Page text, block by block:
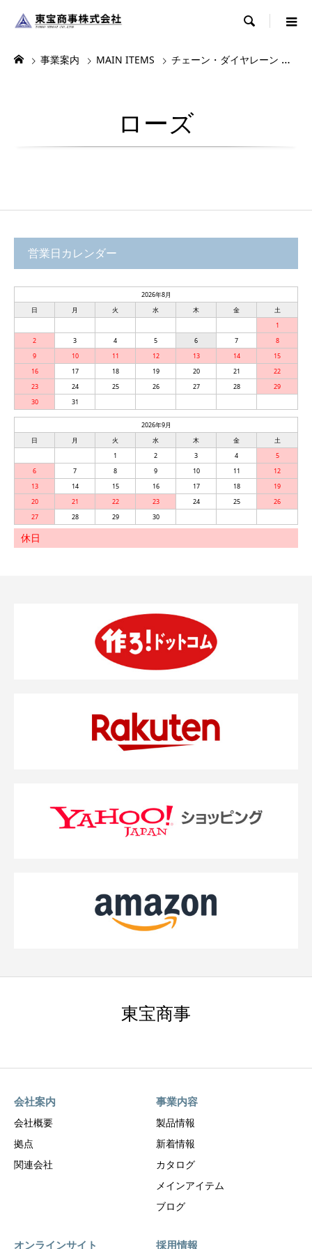

事業案内 MAIN ITEMS チェーン・ダイヤレーン
ローズ
営業日カレンダー
2026年8月
日
月 火 水 木 金
土
1
2
3 4 5 6 7
8
9
10 11 12 13 14
15
16
17 18 19 20 21
22
23
24 25 26 27 28
29
30
31
2026年9月
日
月 火 水 木 金
土
1
2 3 4
5
6
7 8 9 10 11
12
13
14 15 16 17 18
19
20
21 22 23 24 25
26
27
28 29 30
休日
東宝商事
会社案内
会社概要
拠点
関連会社
事業内容
製品情報
新着情報
カタログ
メインアイテム
ブログ
オンラインサイト 採用情報